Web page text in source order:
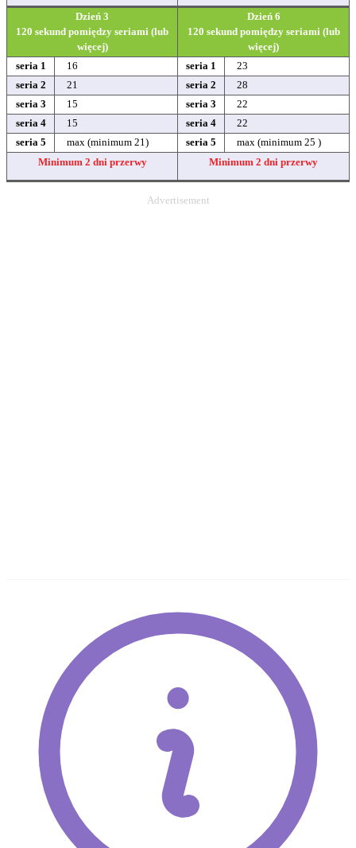
Dzień 3
120 sekund pomiędzy seriami (lub
więcej)
Dzień 6
120 sekund pomiędzy seriami (lub
więcej)
seria 1
16 seria 1
23
seria 2
21 seria 2
28
seria 3
15 seria 3
22
seria 4
15 seria 4
22
seria 5
max (minimum 21) seria 5
max (minimum 25 )
Minimum 2 dni przerwy
Minimum 2 dni przerwy
Advertisement